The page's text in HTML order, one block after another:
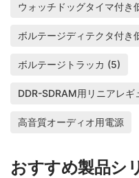
ウォッチドッグタイマ付き
ボルテージディテクタ付き
ボルテージトラッカ (5)
DDR-SDRAM用リニアレギ
高音質オーディオ用電源
おすすめ製品シ